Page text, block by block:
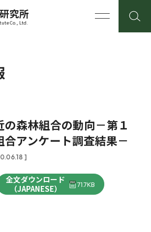
究所
Co., Ltd.
の森林組合の動向－第１
合アンケート調査結果－
]
全文ダウンロード
（JAPANESE）
71.7KB